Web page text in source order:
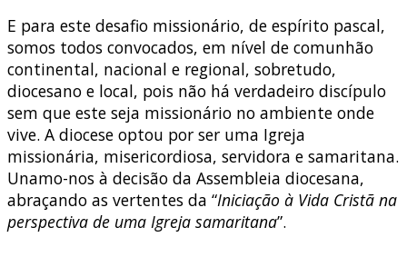
E para este desafio missionário, de espírito pascal,
somos todos convocados, em nível de comunhão
continental, nacional e regional, sobretudo,
diocesano e local, pois não há verdadeiro discípulo
sem que este seja missionário no ambiente onde
vive. A diocese optou por ser uma Igreja
missionária, misericordiosa, servidora e samaritana.
Unamo-nos à decisão da Assembleia diocesana,
abraçando as vertentes da “Iniciação à Vida Cristã na
perspectiva de uma Igreja samaritana”.